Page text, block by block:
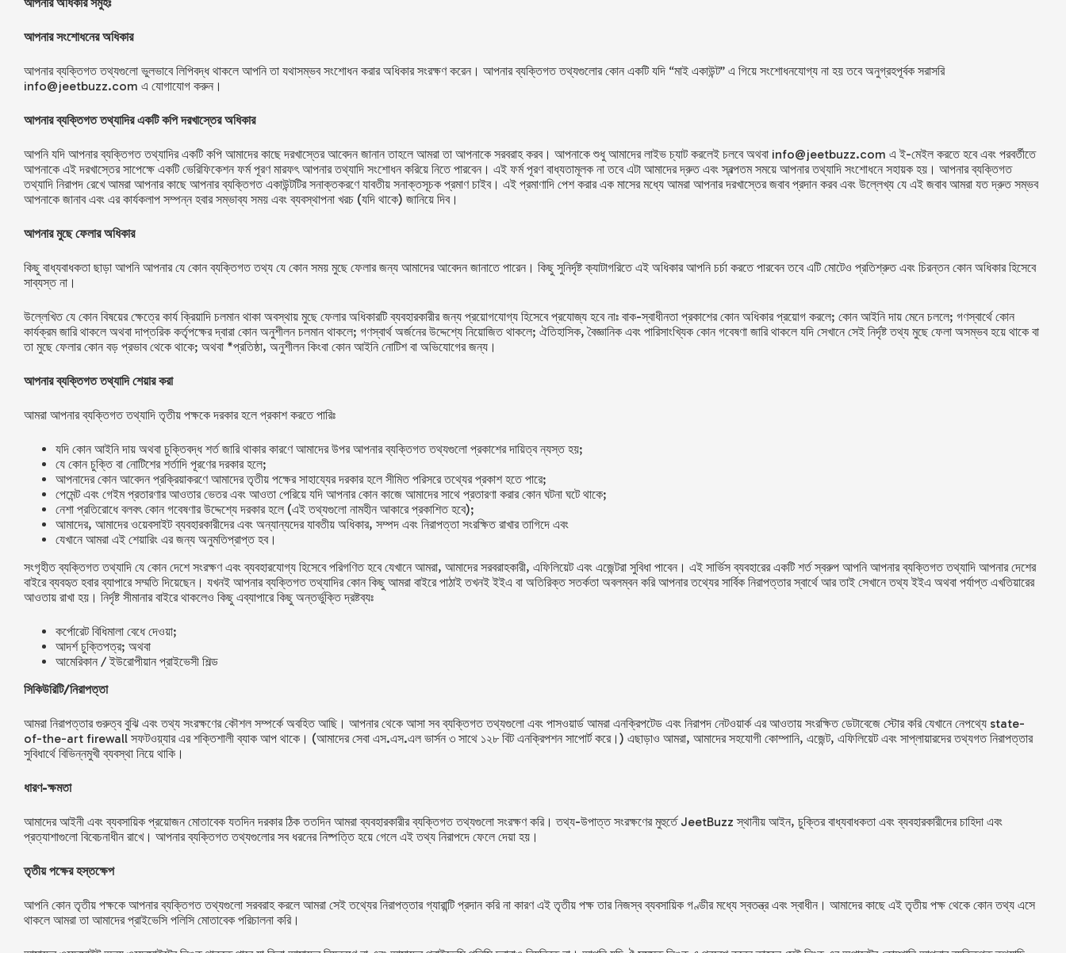
আপনার অধিকার সমুহঃ
আপনার সংশোধনের অধিকার
আপনার ব্যক্তিগত তথ্যগুলো ভুলভাবে লিপিবদ্ধ থাকলে আপনি তা যথাসম্ভব সংশোধন করার অধিকার সংরক্ষণ করেন। আপনার ব্যক্তিগত তথ্যগুলোর কোন একটি যদি “মাই একাউন্ট” এ গিয়ে সংশোধনযোগ্য না হয় তবে অনুগ্রহপূর্বক সরাসরি
info@jeetbuzz.com এ যোগাযোগ করুন।
আপনার ব্যক্তিগত তথ্যাদির একটি কপি দরখাস্তের অধিকার
আপনি যদি আপনার ব্যক্তিগত তথ্যাদির একটি কপি আমাদের কাছে দরখাস্তের আবেদন জানান তাহলে আমরা তা আপনাকে সরবরাহ করব। আপনাকে শুধু আমাদের লাইভ চ্যাট করলেই চলবে অথবা info@jeetbuzz.com এ ই-মেইল করতে হবে এবং পরবর্তীতে
আপনাকে এই দরখাস্তের সাপেক্ষে একটি ভেরিফিকেশন ফর্ম পূরণ মারফৎ আপনার তথ্যাদি সংশোধন করিয়ে নিতে পারবেন। এই ফর্ম পূরণ বাধ্যতামূলক না তবে এটা আমাদের দ্রুত এবং স্বল্পতম সময়ে আপনার তথ্যাদি সংশোধনে সহায়ক হয়। আপনার ব্যক্তিগত
তথ্যাদি নিরাপদ রেখে আমরা আপনার কাছে আপনার ব্যক্তিগত একাউন্টটির সনাক্তকরণে যাবতীয় সনাক্তসূচক প্রমাণ চাইব। এই প্রমাণাদি পেশ করার এক মাসের মধ্যে আমরা আপনার দরখাস্তের জবাব প্রদান করব এবং উল্লেখ্য যে এই জবাব আমরা যত দ্রুত সম্ভব
আপনাকে জানাব এবং এর কার্যকলাপ সম্পন্ন হবার সম্ভাব্য সময় এবং ব্যবস্থাপনা খরচ (যদি থাকে) জানিয়ে দিব।
আপনার মুছে ফেলার অধিকার
কিছু বাধ্যবাধকতা ছাড়া আপনি আপনার যে কোন ব্যক্তিগত তথ্য যে কোন সময় মুছে ফেলার জন্য আমাদের আবেদন জানাতে পারেন। কিছু সুনির্দৃষ্ট ক্যাটাগরিতে এই অধিকার আপনি চর্চা করতে পারবেন তবে এটি মোটেও প্রতিশ্রুত এবং চিরন্তন কোন অধিকার হিসেবে
সাব্যস্ত না।
উল্লেখিত যে কোন বিষয়ের ক্ষেত্রে কার্য ক্রিয়াদি চলমান থাকা অবস্থায় মুছে ফেলার অধিকারটি ব্যবহারকারীর জন্য প্রয়োগযোগ্য হিসেবে প্রযোজ্য হবে নাঃ বাক-স্বাধীনতা প্রকাশের কোন অধিকার প্রয়োগ করলে; কোন আইনি দায় মেনে চললে; গণস্বার্থে কোন
কার্যক্রম জারি থাকলে অথবা দাপ্তরিক কর্তৃপক্ষের দ্বারা কোন অনুশীলন চলমান থাকলে; গণস্বার্থ অর্জনের উদ্দেশ্যে নিয়োজিত থাকলে; ঐতিহাসিক, বৈজ্ঞানিক এবং পারিসাংখ্যিক কোন গবেষণা জারি থাকলে যদি সেখানে সেই নির্দৃষ্ট তথ্য মুছে ফেলা অসম্ভব হয়ে থাকে বা
তা মুছে ফেলার কোন বড় প্রভাব থেকে থাকে; অথবা *প্রতিষ্ঠা, অনুশীলন কিংবা কোন আইনি নোটিশ বা অভিযোগের জন্য।
আপনার ব্যক্তিগত তথ্যাদি শেয়ার করা
আমরা আপনার ব্যক্তিগত তথ্যাদি তৃতীয় পক্ষকে দরকার হলে প্রকাশ করতে পারিঃ
যদি কোন আইনি দায় অথবা চুক্তিবদ্ধ শর্ত জারি থাকার কারণে আমাদের উপর আপনার ব্যক্তিগত তথ্যগুলো প্রকাশের দায়িত্ব ন্যস্ত হয়;
যে কোন চুক্তি বা নোটিশের শর্তাদি পূরণের দরকার হলে;
আপনাদের কোন আবেদন প্রক্রিয়াকরণে আমাদের তৃতীয় পক্ষের সাহায্যের দরকার হলে সীমিত পরিসরে তথ্যের প্রকাশ হতে পারে;
পেমেন্ট এবং গেইম প্রতারণার আওতার ভেতর এবং আওতা পেরিয়ে যদি আপনার কোন কাজে আমাদের সাথে প্রতারণা করার কোন ঘটনা ঘটে থাকে;
নেশা প্রতিরোধে বলবৎ কোন গবেষণার উদ্দেশ্যে দরকার হলে (এই তথ্যগুলো নামহীন আকারে প্রকাশিত হবে);
আমাদের, আমাদের ওয়েবসাইট ব্যবহারকারীদের এবং অন্যান্যদের যাবতীয় অধিকার, সম্পদ এবং নিরাপত্তা সংরক্ষিত রাখার তাগিদে এবং
যেখানে আমরা এই শেয়ারিং এর জন্য অনুমতিপ্রাপ্ত হব।
সংগৃহীত ব্যক্তিগত তথ্যাদি যে কোন দেশে সংরক্ষণ এবং ব্যবহারযোগ্য হিসেবে পরিগণিত হবে যেখানে আমরা, আমাদের সরবরাহকারী, এফিলিয়েট এবং এজেন্টরা সুবিধা পাবেন। এই সার্ভিস ব্যবহারের একটি শর্ত স্বরুপ আপনি আপনার ব্যক্তিগত তথ্যাদি আপনার দেশের
বাইরে ব্যবহৃত হবার ব্যাপারে সম্মতি দিয়েছেন। যখনই আপনার ব্যক্তিগত তথ্যাদির কোন কিছু আমরা বাইরে পাঠাই তখনই ইইএ বা অতিরিক্ত সতর্কতা অবলম্বন করি আপনার তথ্যের সার্বিক নিরাপত্তার স্বার্থে আর তাই সেখানে তথ্য ইইএ অথবা পর্যাপ্ত এখতিয়ারের
আওতায় রাখা হয়। নির্দৃষ্ট সীমানার বাইরে থাকলেও কিছু এব্যাপারে কিছু অন্তর্ভুক্তি দ্রষ্টব্যঃ
কর্পোরেট বিধিমালা বেধে দেওয়া;
আদর্শ চুক্তিপত্র; অথবা
আমেরিকান / ইউরোপীয়ান প্রাইভেসী শিল্ড
সিকিউরিটি/নিরাপত্তা
আমরা নিরাপত্তার গুরুত্ব বুঝি এবং তথ্য সংরক্ষণের কৌশল সম্পর্কে অবহিত আছি। আপনার থেকে আসা সব ব্যক্তিগত তথ্যগুলো এবং পাসওয়ার্ড আমরা এনক্রিপটেড এবং নিরাপদ নেটওয়ার্ক এর আওতায় সংরক্ষিত ডেটাবেজে স্টোর করি যেখানে নেপথ্যে state-
of-the-art firewall সফটওয়্যার এর শক্তিশালী ব্যাক আপ থাকে। (আমাদের সেবা এস.এস.এল ভার্সন ৩ সাথে ১২৮ বিট এনক্রিপশন সাপোর্ট করে।) এছাড়াও আমরা, আমাদের সহযোগী কোম্পানি, এজেন্ট, এফিলিয়েট এবং সাপ্লায়ারদের তথ্যগত নিরাপত্তার
সুবিধার্থে বিভিন্নমুখী ব্যবস্থা নিয়ে থাকি।
ধারণ-ক্ষমতা
আমাদের আইনী এবং ব্যবসায়িক প্রয়োজন মোতাবেক যতদিন দরকার ঠিক ততদিন আমরা ব্যবহারকারীর ব্যক্তিগত তথ্যগুলো সংরক্ষণ করি। তথ্য-উপাত্ত সংরক্ষণের মুহুর্তে JeetBuzzস্থানীয় আইন, চুক্তির বাধ্যবাধকতা এবং ব্যবহারকারীদের চাহিদা এবং
প্রত্যাশাগুলো বিবেচনাধীন রাখে। আপনার ব্যক্তিগত তথ্যগুলোর সব ধরনের নিষ্পত্তি হয়ে গেলে এই তথ্য নিরাপদে ফেলে দেয়া হয়।
তৃতীয় পক্ষের হস্তক্ষেপ
আপনি কোন তৃতীয় পক্ষকে আপনার ব্যক্তিগত তথ্যগুলো সরবরাহ করলে আমরা সেই তথ্যের নিরাপত্তার গ্যারান্টি প্রদান করি না কারণ এই তৃতীয় পক্ষ তার নিজস্ব ব্যবসায়িক গণ্ডীর মধ্যে স্বতন্ত্র এবং স্বাধীন। আমাদের কাছে এই তৃতীয় পক্ষ থেকে কোন তথ্য এসে
থাকলে আমরা তা আমাদের প্রাইভেসি পলিসি মোতাবেক পরিচালনা করি।